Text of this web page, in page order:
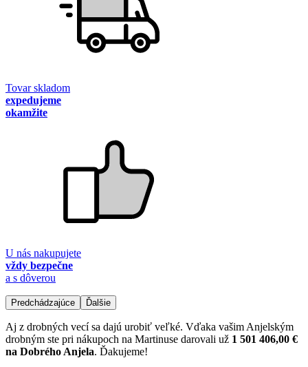
Tovar skladom
expedujeme
okamžite
U nás nakupujete
vždy bezpečne
a s dôverou
Predchádzajúce Ďalšie
Aj z drobných vecí sa dajú urobiť veľké. Vďaka vašim Anjelským
drobným ste pri nákupoch na Martinuse darovali už 1 501 406,00 €
na Dobrého Anjela. Ďakujeme!